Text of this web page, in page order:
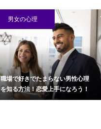
男女の心理
職場で好きでたまらない男性心理
を知る方法！恋愛上手になろう！